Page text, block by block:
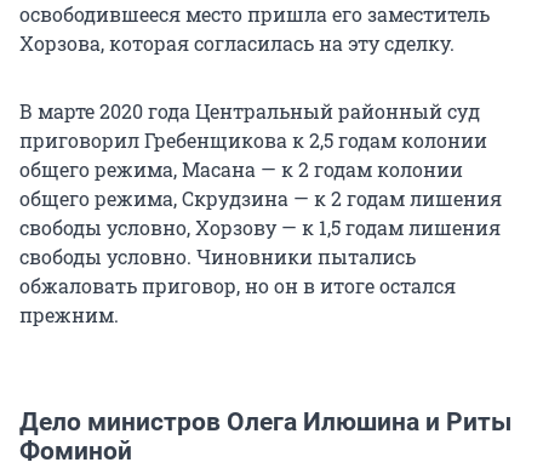
освободившееся место пришла его заместитель
Хорзова, которая согласилась на эту сделку.
В марте 2020 года Центральный районный суд
приговорил Гребенщикова к 2,5 годам колонии
общего режима, Масана — к 2 годам колонии
общего режима, Скрудзина — к 2 годам лишения
свободы условно, Хорзову — к 1,5 годам лишения
свободы условно. Чиновники пытались
обжаловать приговор, но он в итоге остался
прежним.
Дело министров Олега Илюшина и Риты
Фоминой